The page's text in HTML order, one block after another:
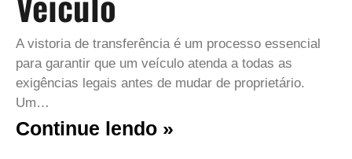
A vistoria de transferência é um processo essencial
para garantir que um veículo atenda a todas as
exigências legais antes de mudar de proprietário.
Um…
Continue lendo »